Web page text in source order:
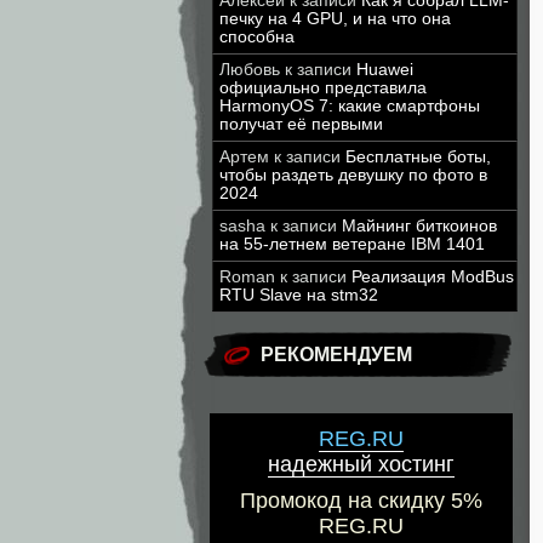
печку на 4 GPU, и на что она
способна
Любовь к записи Huawei
официально представила
HarmonyOS 7: какие смартфоны
получат её первыми
Артем к записи Бесплатные боты,
чтобы раздеть девушку по фото в
2024
sasha к записи Майнинг биткоинов
на 55-летнем ветеране IBM 1401
Roman к записи Реализация ModBus
RTU Slave на stm32
РЕКОМЕНДУЕМ
REG.RU
надежный хостинг
Промокод на скидку 5%
REG.RU